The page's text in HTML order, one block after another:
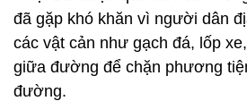
đã gặp khó khăn vì người dân
các vật cản như gạch đá, lốp
giữa đường để chặn phương
đường.